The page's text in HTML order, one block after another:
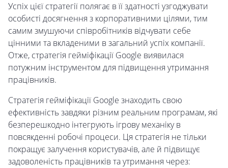
Успіх цієї стратегії полягає в її здатності узгоджувати
особисті досягнення з корпоративними цілями, тим
самим змушуючи співробітників відчувати себе
цінними та вкладеними в загальний успіх компанії.
Отже, стратегія гейміфікації Google виявилася
потужним інструментом для підвищення утримання
працівників.
Стратегія гейміфікації Google знаходить свою
ефективність завдяки різним реальним програмам, які
безперешкодно інтегрують ігрову механіку в
повсякденні робочі процеси. Ця стратегія не тільки
покращує залучення користувачів, але й підвищує
задоволеність працівників та утримання через: